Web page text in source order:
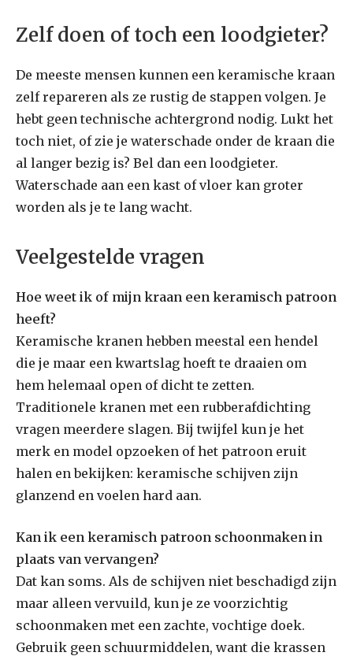
Zelf doen of toch een loodgieter?
De meeste mensen kunnen een keramische kraan
zelf repareren als ze rustig de stappen volgen. Je
hebt geen technische achtergrond nodig. Lukt het
toch niet, of zie je waterschade onder de kraan die
al langer bezig is? Bel dan een loodgieter.
Waterschade aan een kast of vloer kan groter
worden als je te lang wacht.
Veelgestelde vragen
Hoe weet ik of mijn kraan een keramisch patroon
heeft?
Keramische kranen hebben meestal een hendel
die je maar een kwartslag hoeft te draaien om
hem helemaal open of dicht te zetten.
Traditionele kranen met een rubberafdichting
vragen meerdere slagen. Bij twijfel kun je het
merk en model opzoeken of het patroon eruit
halen en bekijken: keramische schijven zijn
glanzend en voelen hard aan.
Kan ik een keramisch patroon schoonmaken in
plaats van vervangen?
Dat kan soms. Als de schijven niet beschadigd zijn
maar alleen vervuild, kun je ze voorzichtig
schoonmaken met een zachte, vochtige doek.
Gebruik geen schuurmiddelen, want die krassen